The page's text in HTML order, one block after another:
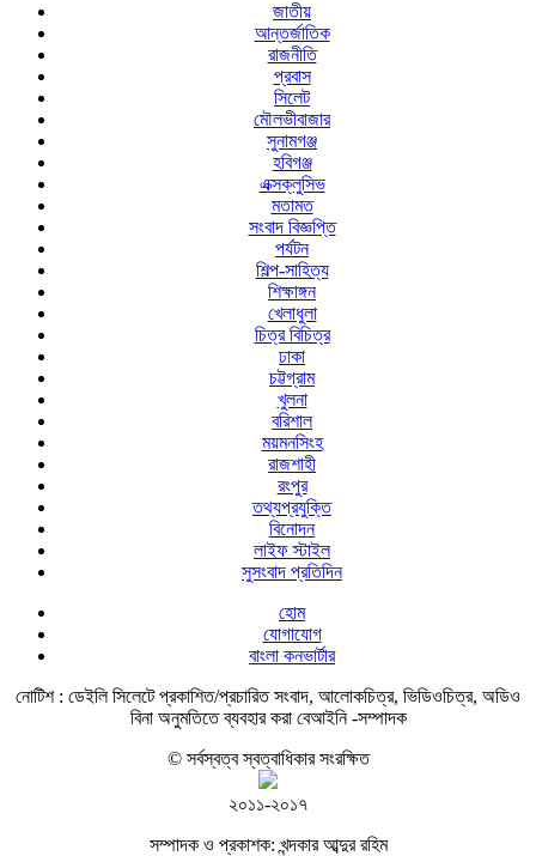
জাতীয়
আন্তর্জাতিক
রাজনীতি
প্রবাস
সিলেট
মৌলভীবাজার
সুনামগঞ্জ
হবিগঞ্জ
এক্সক্লুসিভ
মতামত
সংবাদ বিজ্ঞপ্তি
পর্যটন
শিল্প-সাহিত্য
শিক্ষাঙ্গন
খেলাধুলা
চিত্র বিচিত্র
ঢাকা
চট্টগ্রাম
খুলনা
বরিশাল
ময়মনসিংহ
রাজশাহী
রংপুর
তথ্যপ্রযুক্তি
বিনোদন
লাইফ স্টাইল
সুসংবাদ প্রতিদিন
হোম
যোগাযোগ
বাংলা কনভার্টার
নোটিশ : ডেইলি সিলেটে প্রকাশিত/প্রচারিত সংবাদ, আলোকচিত্র, ভিডিওচিত্র, অডিও
বিনা অনুমতিতে ব্যবহার করা বেআইনি -সম্পাদক
© সর্বস্বত্ব স্বত্বাধিকার সংরক্ষিত
২০১১-২০১৭
সম্পাদক ও প্রকাশক: খন্দকার আব্দুর রহিম